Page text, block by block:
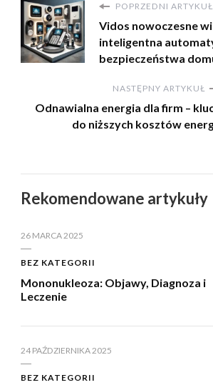
POPRZEDNI ARTYKUŁ
Vidos nowoczesne
inteligentna
bezpieczeństwa
NASTĘPNY ARTYKUŁ
Odnawialna energia dla firm –
do niższych kosztów
Rekomendowane artykuły
26 MARCA 2025
BEZ KATEGORII
Mononukleoza: Objawy, Diagnoza i
Leczenie
24 PAŹDZIERNIKA 2025
BEZ KATEGORII